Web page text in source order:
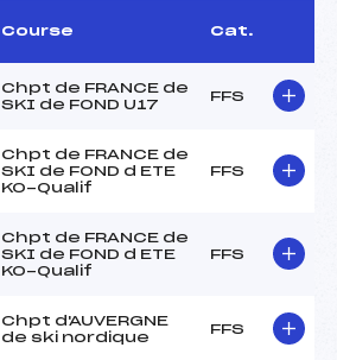
Course Cat.
Chpt de FRANCE de
SKI de FOND U17
FFS
Chpt de FRANCE de
SKI de FOND d ETE
KO-Qualif
FFS
Chpt de FRANCE de
SKI de FOND d ETE
KO-Qualif
FFS
Chpt d'AUVERGNE
de ski nordique
FFS